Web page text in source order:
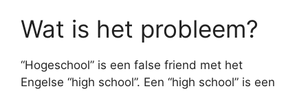
Wat is het probleem?
“Hogeschool” is een false friend met het
Engelse “high school”. Een “high school” is een